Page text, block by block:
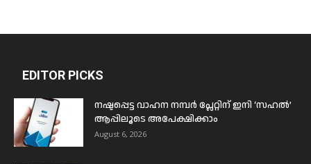
EDITOR PICKS
നഷ്ടപ്പെട്ട വാഹന നമ്പർ പ്ലേറ്റിന് ഇനി ‘സഹൽ’
ആപ്പിലൂടെ അപേക്ഷിക്കാം
August 6, 2026